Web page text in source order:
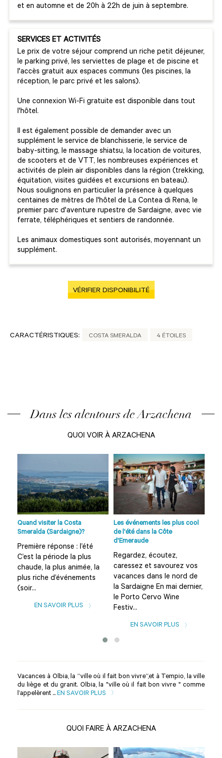
et en automne et de 20h à 22h de juin à septembre.
SERVICES ET ACTIVITÉS
Le prix de votre séjour comprend un riche petit déjeuner,
le parking privé, les serviettes de plage et de piscine et
l'accès gratuit aux espaces communs (les piscines, la
réception, le parc privé et les salons).
Une connexion Wi-Fi gratuite est disponible dans tout
l'hôtel.
Il est également possible de demander avec un
supplément le service de blanchisserie, le service de
baby-sitting, le massage shiatsu, la location de voitures,
de scooters et de VTT, les nombreuses expériences et
activités de plein air disponibles dans la région (trekking,
équitation, visites guidées et excursions en bateau).
Nous soulignons en particulier la présence à quelques
centaines de mètres de l'hôtel de La Contea di Rena, le
premier parc d'aventure rupestre de Sardaigne, avec vie
ferrate, téléphériques et sentiers de randonnée.
Les animaux domestiques sont autorisés, moyennant un
supplément.
VÉRIFIER DISPONIBILITÉ
CARACTÉRISTIQUES: COSTA SMERALDA 4 ÉTOILES
Dans les alentours de Arzachena
QUOI VOIR À ARZACHENA
Quand visiter la Costa
Smeralda (Sardaigne)?
Première réponse : l’été
C’est la période la plus
chaude, la plus animée, la
plus riche d’événements
(soir...
EN SAVOIR PLUS
Les événements les plus cool
de l'été dans la Côte
d'Emeraude
Regardez, écoutez,
caressez et savourez vos
vacances dans le nord de
la Sardaigne En mai dernier,
le Porto Cervo Wine
Festiv...
EN SAVOIR PLUS
Vacances à Olbia, la “ville où il fait bon vivre”,et à Tempio, la ville
du liège et du granit. Olbia, la "ville où il fait bon vivre " comme
l’appelèrent ... EN SAVOIR PLUS
QUOI FAIRE À ARZACHENA